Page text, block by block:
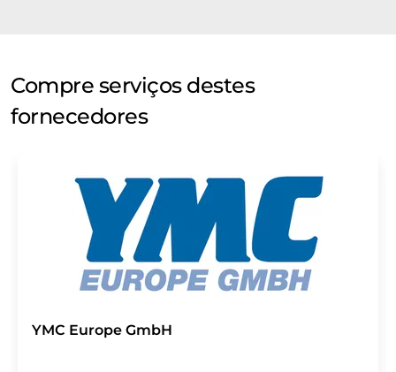
Compre serviços destes
fornecedores
YMC Europe GmbH